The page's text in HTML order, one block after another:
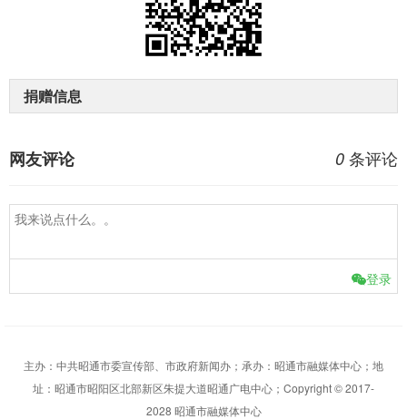
捐赠信息
0 条评论
网友评论
登录
主办：中共昭通市委宣传部、市政府新闻办；承办：昭通市融媒体中心；地
址：昭通市昭阳区北部新区朱提大道昭通广电中心；Copyright © 2017-
2028 昭通市融媒体中心